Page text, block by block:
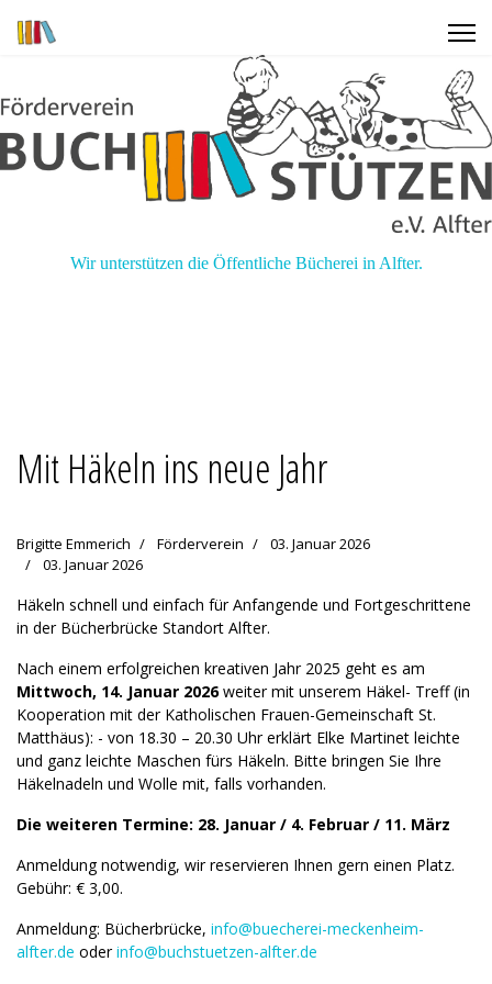
Wir unterstützen die Öffentliche Bücherei in Alfter.
Mit Häkeln ins neue Jahr
Brigitte Emmerich Förderverein
03. Januar 2026
03. Januar 2026
Häkeln schnell und einfach für Anfangende und Fortgeschrittene
in der Bücherbrücke Standort Alfter.
Nach einem erfolgreichen kreativen Jahr 2025 geht es am
Mittwoch, 14. Januar 2026weiter mit unserem Häkel- Treff (in
Kooperation mit der Katholischen Frauen-Gemeinschaft St.
Matthäus): - von 18.30 – 20.30 Uhr erklärt Elke Martinet leichte
und ganz leichte Maschen fürs Häkeln. Bitte bringen Sie Ihre
Häkelnadeln und Wolle mit, falls vorhanden.
Die weiteren Termine: 28. Januar / 4. Februar / 11. März
Anmeldung notwendig, wir reservieren Ihnen gern einen Platz.
Gebühr: € 3,00.
Anmeldung: Bücherbrücke, info@buecherei-meckenheim-
alfter.de oderinfo@buchstuetzen-alfter.de